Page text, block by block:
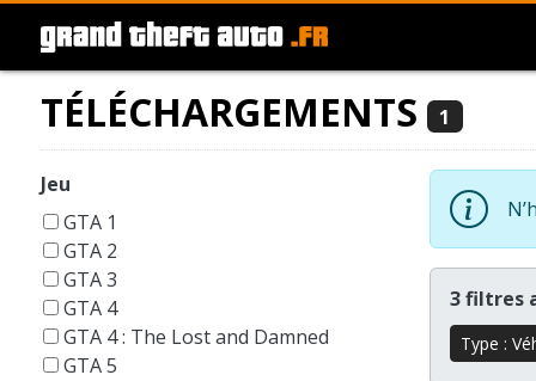
TÉLÉCHARGEMENTS 1
Jeu
GTA 1
GTA 2
GTA 3
GTA 4
GTA 4 : The Lost and Damned
GTA 5
3 filtres
Type :